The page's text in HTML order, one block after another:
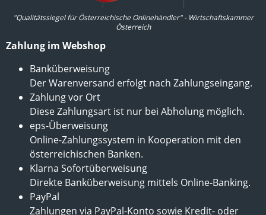
"Qualitätssiegel für Österreichische Onlinehändler" - Wirtschaftskammer
Österreich
Zahlung im Webshop
Banküberweisung
Der Warenversand erfolgt nach Zahlungseingang.
Zahlung vor Ort
Diese Zahlungsart ist nur bei Abholung möglich.
eps-Überweisung
Online-Zahlungssystem in Kooperation mit den
österreichischen Banken.
Klarna Sofortüberweisung
Direkte Banküberweisung mittels Online-Banking.
PayPal
Zahlungen via PayPal-Konto sowie Kredit- oder